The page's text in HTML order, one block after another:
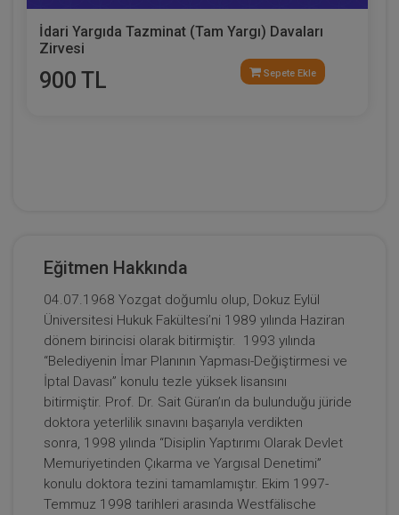
İdari Yargıda Tazminat (Tam Yargı) Davaları
Zirvesi
900 TL Sepete Ekle
Eğitmen Hakkında
04.07.1968 Yozgat doğumlu olup, Dokuz Eylül
Üniversitesi Hukuk Fakültesi’ni 1989 yılında Haziran
dönem birincisi olarak bitirmiştir. 1993 yılında
“Belediyenin İmar Planının Yapması-Değiştirmesi ve
İptal Davası” konulu tezle yüksek lisansını
bitirmiştir. Prof. Dr. Sait Güran’ın da bulunduğu jüride
doktora yeterlilik sınavını başarıyla verdikten
sonra, 1998 yılında “Disiplin Yaptırımı Olarak Devlet
Memuriyetinden Çıkarma ve Yargısal Denetimi”
konulu doktora tezini tamamlamıştır. Ekim 1997-
Temmuz 1998 tarihleri arasında Westfälische